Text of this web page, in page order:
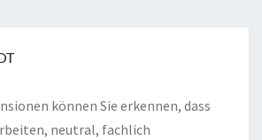
können Sie erkennen, dass
neutral, fachlich